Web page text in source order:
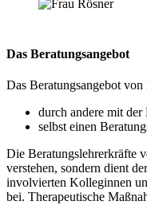
Das Beratungsangebot
Das Beratungsangebot
durch andere mit der
selbst einen
Die Beratungslehrerkräfte
verstehen, sondern dient
involvierten Kolleginnen
bei. Therapeutische